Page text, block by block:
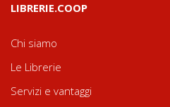
LIBRERIE.COOP
Chi siamo
Le Librerie
Servizi e vantaggi